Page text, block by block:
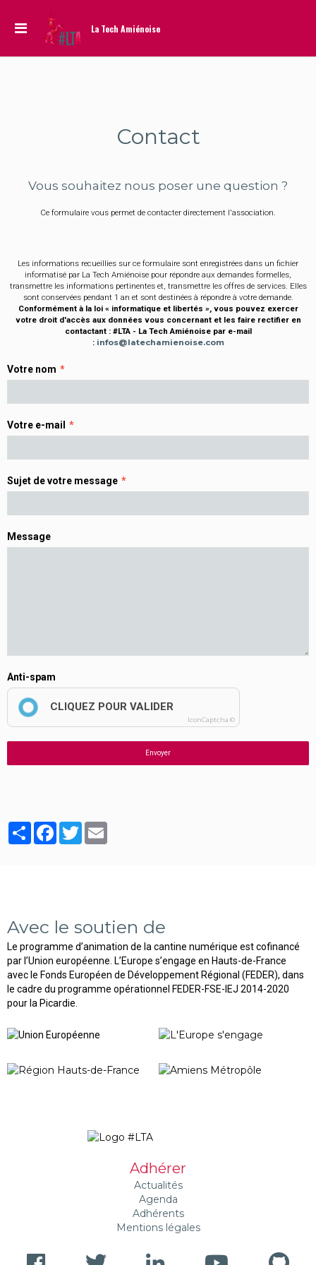
La Tech Amiénoise
Contact
Vous souhaitez nous poser une question ?
Ce formulaire vous permet de contacter directement l'association.
Les informations recueillies sur ce formulaire sont enregistrées dans un fichier
informatisé par La Tech Amiénoise pour répondre aux demandes formelles,
transmettre les informations pertinentes et, transmettre les offres de services. Elles
sont conservées pendant 1 an et sont destinées à répondre à votre demande.
Conformément à la loi « informatique et libertés », vous pouvez exercer
votre droit d'accès aux données vous concernant et les faire rectifier en
contactant : #LTA - La Tech Amiénoise par e-mail
: infos@latechamienoise.com
Votre nom
Votre e-mail
Sujet de votre message
Message
Anti-spam
CLIQUEZ POUR VALIDER
IconCaptcha ©
Envoyer
PartagerFacebook
Twitter
Avec le soutien de
Le programme d’animation de la cantine numérique est cofinancé
par l’Union européenne. L’Europe s’engage en Hauts-de-France
avec le Fonds Européen de Développement Régional (FEDER), dans
le cadre du programme opérationnel FEDER-FSE-IEJ 2014-2020
pour la Picardie.
Adhérer
Actualités
Agenda
Adhérents
Mentions légales